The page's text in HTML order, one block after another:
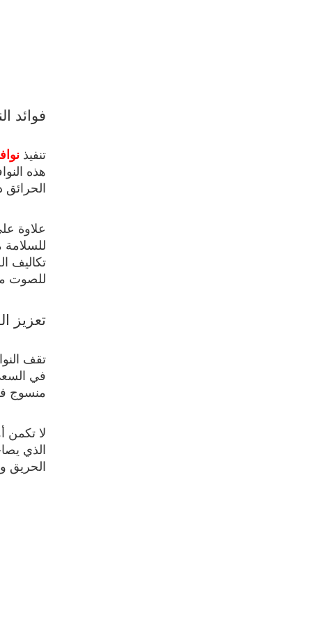
فوائد
تنفيذ
هذه
علاوة
للسلامة
تكاليف
للصوت
تعزيز
تقف
في
منسوج
لا تكمن
الذي
الحريق